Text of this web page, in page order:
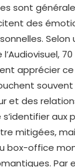
sont
des
70
apprécier ce
et des
aux
mitigées,
box-office
Par